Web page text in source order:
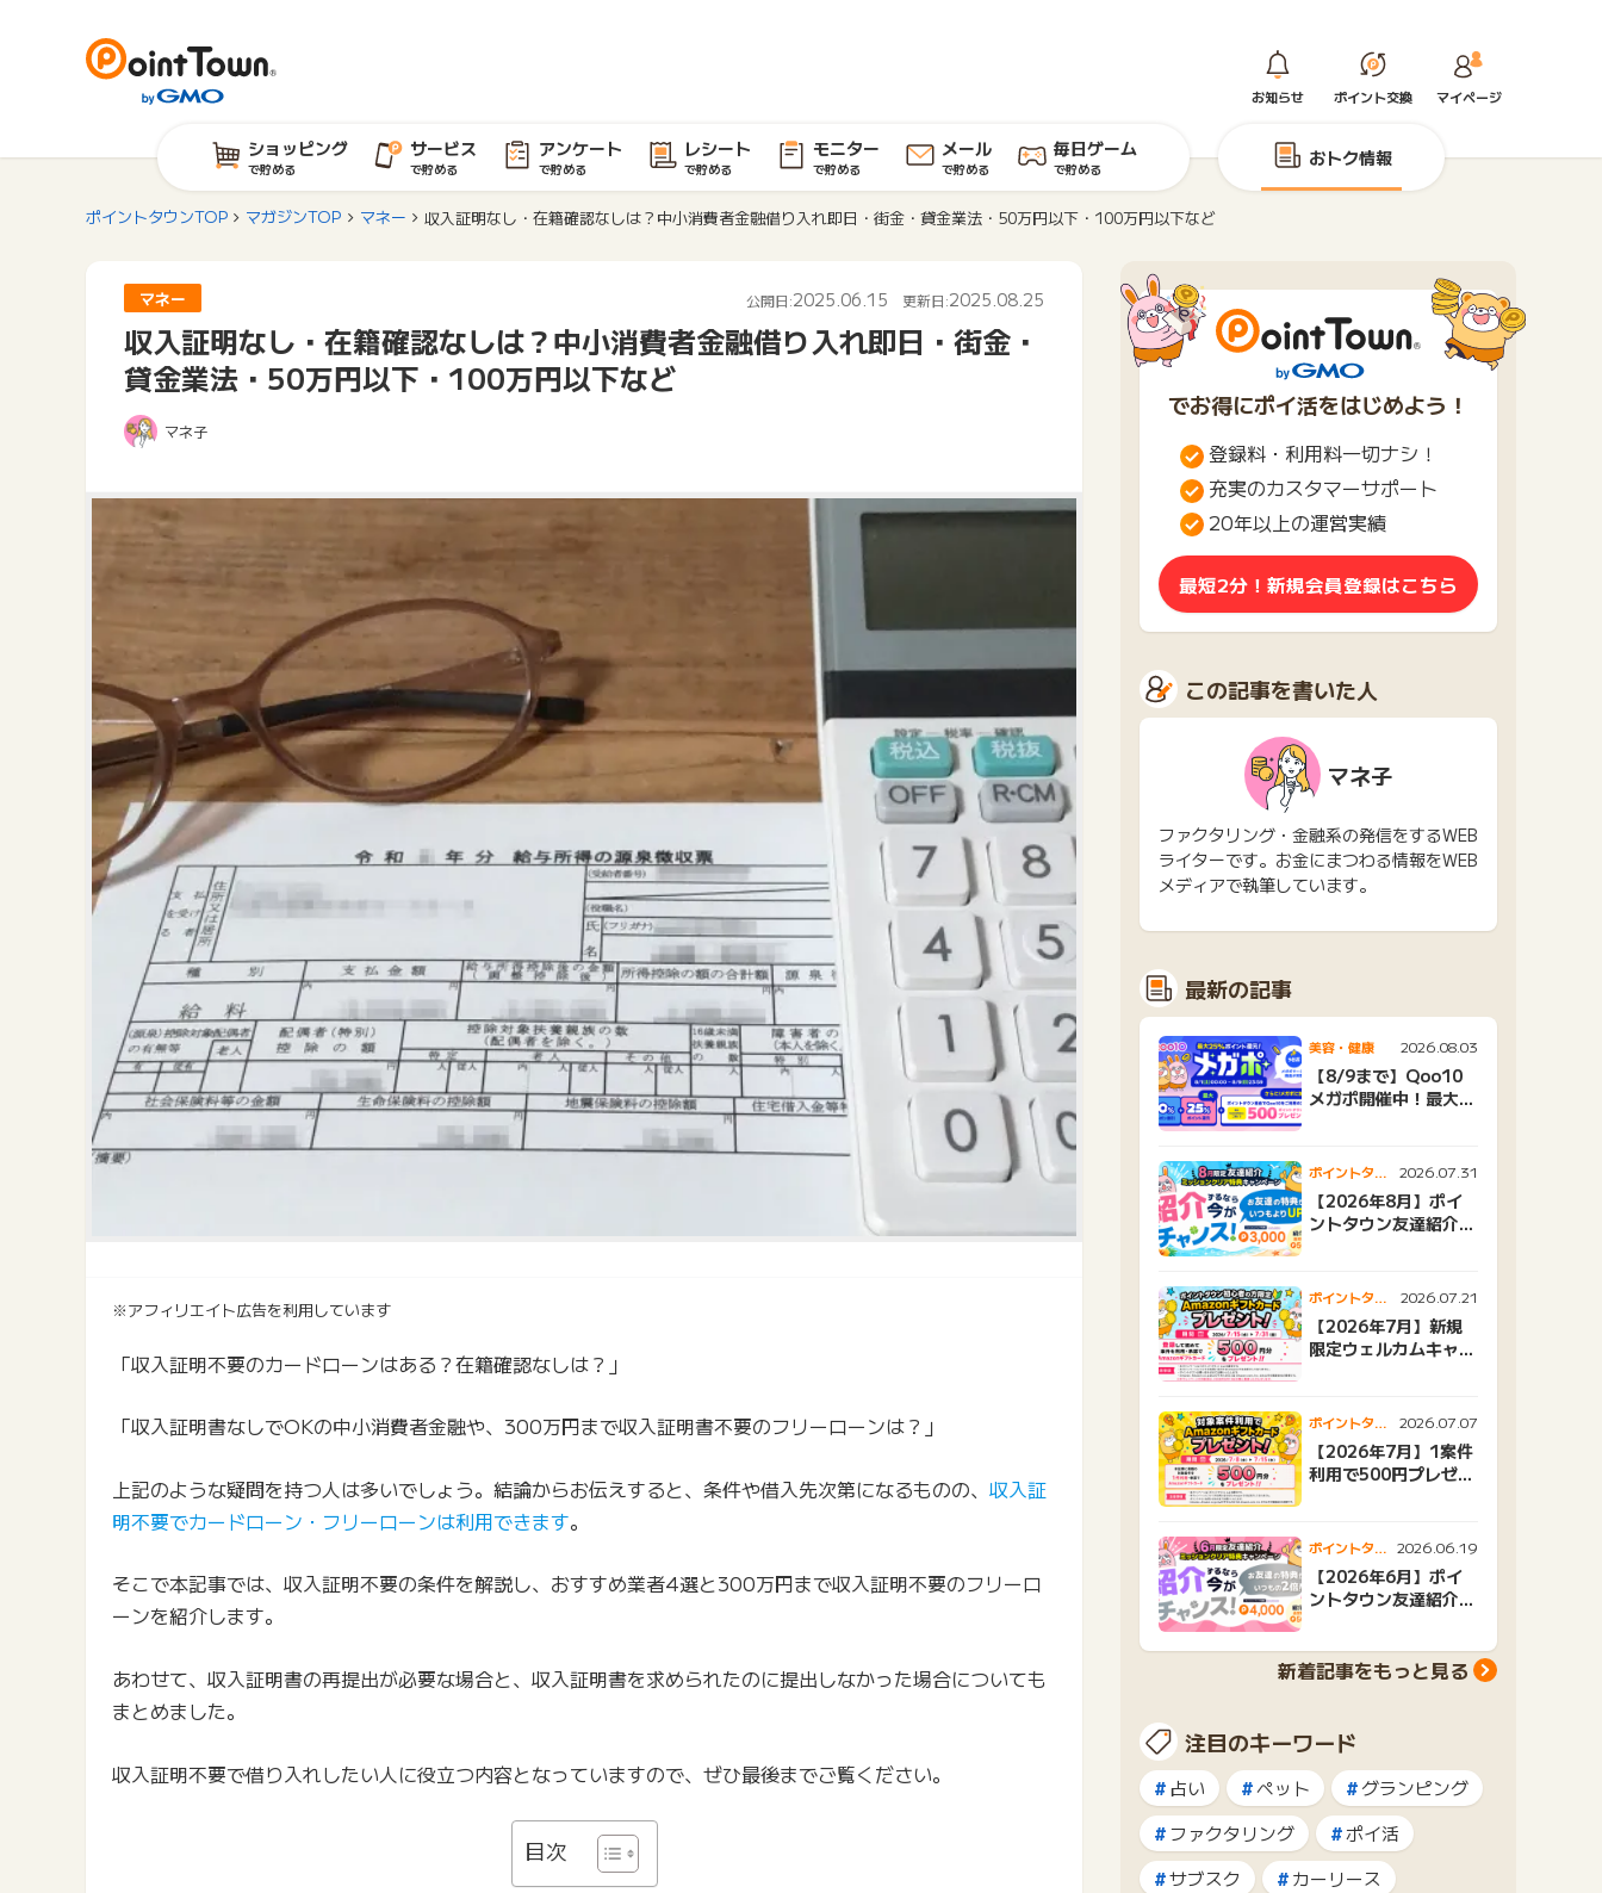
お知らせ ポイント交換 マイページ
ショッピング
で貯める
サービス
で貯める
アンケート
で貯める
レシート
で貯める
モニター
で貯める
メール
で貯める
毎日ゲーム
で貯める おトク情報
ポイントタウンTOP マガジンTOP マネー 収入証明なし・在籍確認なしは？中小消費者金融借り入れ即日・街金・貸金業法・50万円以下・100万円以下など
マネー 公開日:2025.06.15 更新日:2025.08.25
収入証明なし・在籍確認なしは？中小消費者金融借り入れ即日・街金・
貸金業法・50万円以下・100万円以下など
マネ子
※アフィリエイト広告を利用しています
「収入証明不要のカードローンはある？在籍確認なしは？」
「収入証明書なしでOKの中小消費者金融や、300万円まで収入証明書不要のフリーローンは？」
上記のような疑問を持つ人は多いでしょう。結論からお伝えすると、条件や借入先次第になるものの、収入証
明不要でカードローン・フリーローンは利用できます。
そこで本記事では、収入証明不要の条件を解説し、おすすめ業者4選と300万円まで収入証明不要のフリーロ
ーンを紹介します。
あわせて、収入証明書の再提出が必要な場合と、収入証明書を求められたのに提出しなかった場合についても
まとめました。
収入証明不要で借り入れしたい人に役立つ内容となっていますので、ぜひ最後までご覧ください。
目次
でお得にポイ活をはじめよう！
登録料・利用料一切ナシ！
充実のカスタマーサポート
20年以上の運営実績
最短2分！新規会員登録はこちら
この記事を書いた人
マネ子
ファクタリング・金融系の発信をするWEB
ライターです。お金にまつわる情報をWEB
メディアで執筆しています。
最新の記事
美容・健康 2026.08.03
【8/9まで】Qoo10
メガポ開催中！最大
ポイントタウ
ンニュース
2026.07.31
【2026年8月】ポイ
ントタウン友達紹介キ
ポイントタウ
ンニュース
2026.07.21
【2026年7月】新規
限定ウェルカムキャン
ポイントタウ
ンニュース
2026.07.07
【2026年7月】1案件
利用で500円プレゼン
ポイントタウ
ンニュース
2026.06.19
【2026年6月】ポイ
ントタウン友達紹介キ
新着記事をもっと見る
注目のキーワード
占い ペット
グランピング
ファクタリング
ポイ活
サブスク
カーリース